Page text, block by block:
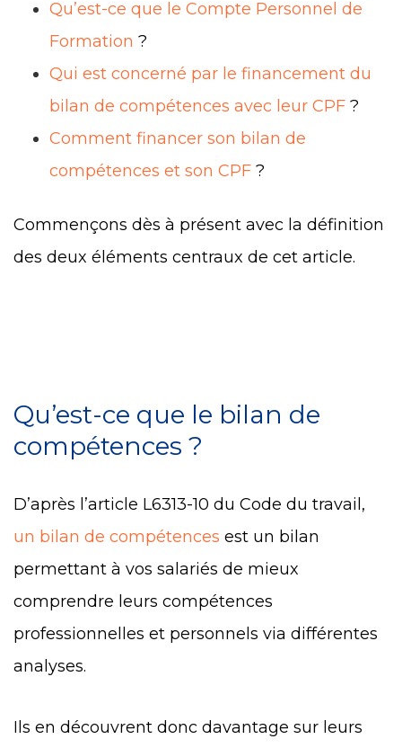
Qu’est-ce que le Compte Personnel de
Formation ?
Qui est concerné par le financement du
bilan de compétences avec leur CPF ?
Comment financer son bilan de
compétences et son CPF ?
Commençons dès à présent avec la définition
des deux éléments centraux de cet article.
Qu’est-ce que le bilan de
compétences ?
D’après l’article L6313-10 du Code du travail,
un bilan de compétences est un bilan
permettant à vos salariés de mieux
comprendre leurs compétences
professionnelles et personnels via différentes
analyses.
Ils en découvrent donc davantage sur leurs